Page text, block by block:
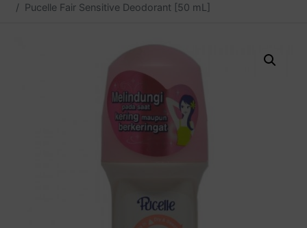
Pucelle Fair Sensitive Deodorant [50 mL]